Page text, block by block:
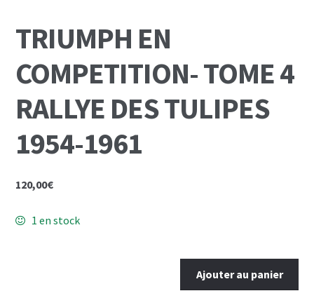
Panier
TRIUMPH EN
COMPETITION- TOME 4
RALLYE DES TULIPES
1954-1961
120,00€
1 en stock
Ajouter au panier